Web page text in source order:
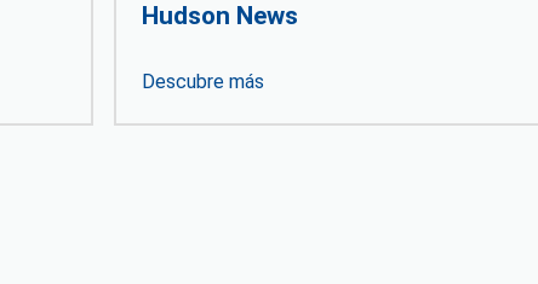
Hudson News
Descubre más